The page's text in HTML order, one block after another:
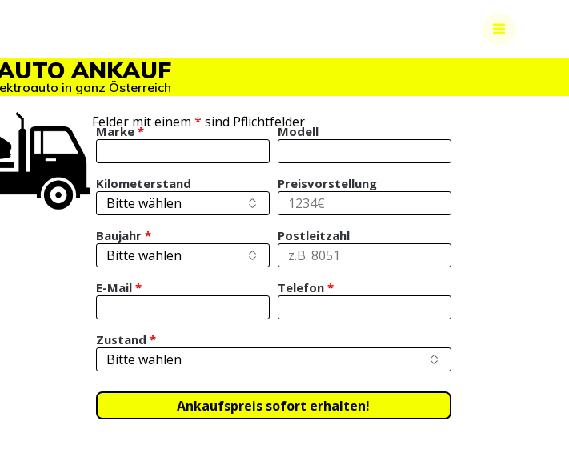
ANKAUF
in ganz Österreich
Felder mit einem * sind Pflichtfelder
Marke*
Kilometerstand
Modell
Preisvorstellung
Baujahr * Postleitzahl
E-Mail * Telefon *
Zustand *